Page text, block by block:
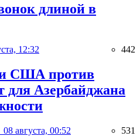
длиной в
12:32 442
США против
для Азербайджана
08 августа, 00:52 531